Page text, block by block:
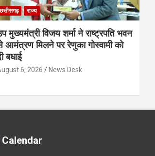
राज्य
मुख्यमंत्री विजय शर्मा ने राष्ट्रपति भवन
आमंत्रण मिलने पर रेणुका गोस्वामी को
बधाई
6, 2026 News Desk
Calendar